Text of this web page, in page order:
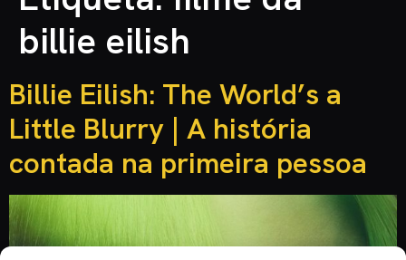
billie eilish
Billie Eilish: The World’s a
Little Blurry | A história
contada na primeira pessoa